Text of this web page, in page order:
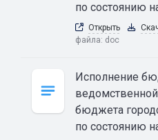
по состоянию
Открыть
файла: doc
Исполнение
ведомственной
бюджета
по состоянию